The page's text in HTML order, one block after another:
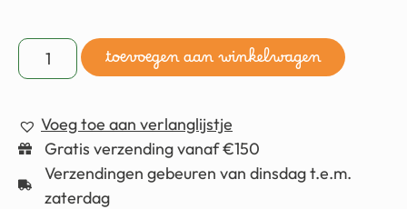
toevoegen aan winkelwagen
Voeg toe aan verlanglijstje
Gratis verzending vanaf €150
Verzendingen gebeuren van dinsdag t.e.m.
zaterdag